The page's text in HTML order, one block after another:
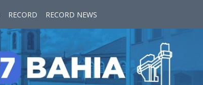
RECORD RECORD NEWS